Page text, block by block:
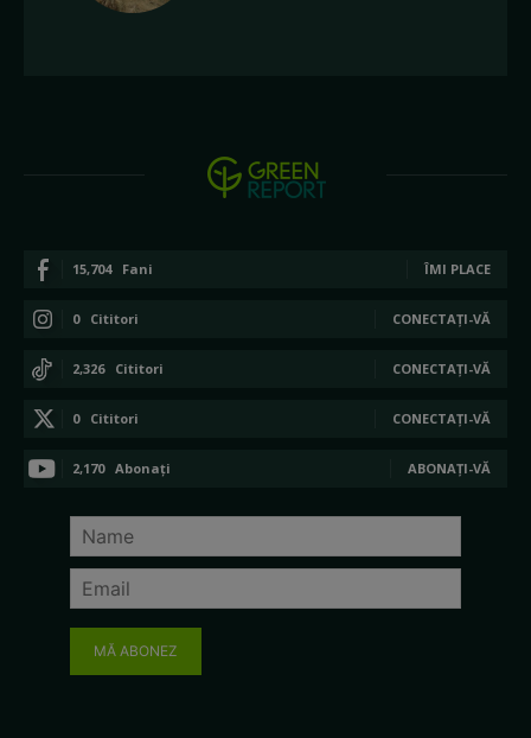
15,704 Fani ÎMI PLACE
0 Cititori CONECTAȚI-VĂ
2,326 Cititori CONECTAȚI-VĂ
0 Cititori CONECTAȚI-VĂ
2,170 Abonați ABONAȚI-VĂ
MĂ ABONEZ